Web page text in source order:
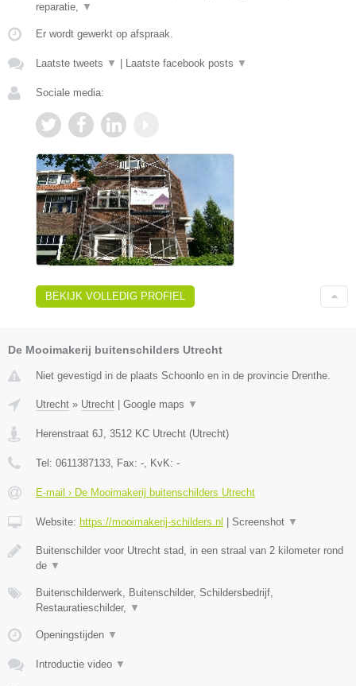
reparatie, ▼
Er wordt gewerkt op afspraak.
Laatste tweets ▼ Laatste facebook posts ▼
Sociale media:
BEKIJK VOLLEDIG PROFIEL
De Mooimakerij buitenschilders Utrecht
Niet gevestigd in de plaats Schoonlo en in de provincie Drenthe.
Utrecht » Utrecht Google maps ▼
Herenstraat 6J 3512 KC Utrecht (Utrecht)
Tel: 0611387133 , Fax: - , KvK: -
E-mail › De Mooimakerij buitenschilders Utrecht
Website: https://mooimakerij-schilders.nl Screenshot ▼
Buitenschilder voor Utrecht stad, in een straal van 2 kilometer rond
de ▼
Buitenschilderwerk, Buitenschilder, Schildersbedrijf,
Restauratieschilder,
▼
Openingstijden ▼
Introductie video ▼